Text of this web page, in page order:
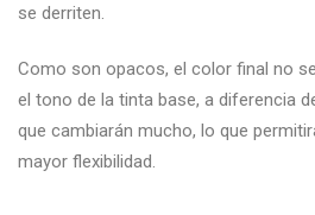
se derriten.
Como son opacos, el color final no
el tono de la tinta base, a diferencia
que cambiarán mucho, lo que
mayor flexibilidad.